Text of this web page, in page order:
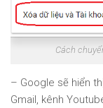
Cách
– Google sẽ hiển
Gmail, kênh